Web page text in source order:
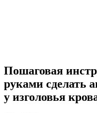
Пошаговая
руками сделать
у изголовья